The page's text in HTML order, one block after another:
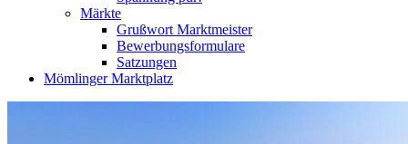
Märkte
Grußwort Marktmeister
Bewerbungsformulare
Satzungen
Mömlinger Marktplatz